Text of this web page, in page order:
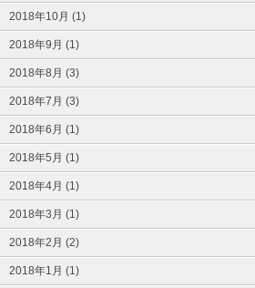
2018年10月 (1)
2018年9月 (1)
2018年8月 (3)
2018年7月 (3)
2018年6月 (1)
2018年5月 (1)
2018年4月 (1)
2018年3月 (1)
2018年2月 (2)
2018年1月 (1)